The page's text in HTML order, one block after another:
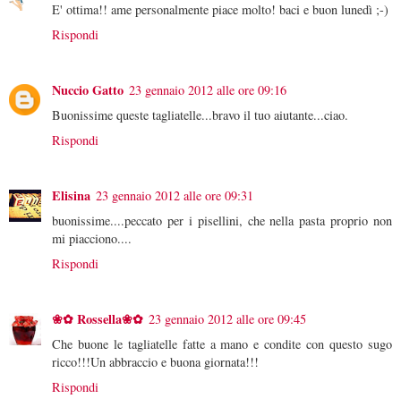
E' ottima!! ame personalmente piace molto! baci e buon lunedì ;-)
Rispondi
Nuccio Gatto 23 gennaio 2012 alle ore 09:16
Buonissime queste tagliatelle...bravo il tuo aiutante...ciao.
Rispondi
Elisina 23 gennaio 2012 alle ore 09:31
buonissime....peccato per i pisellini, che nella pasta proprio non
mi piacciono....
Rispondi
❀✿ Rossella❀✿ 23 gennaio 2012 alle ore 09:45
Che buone le tagliatelle fatte a mano e condite con questo sugo
ricco!!!Un abbraccio e buona giornata!!!
Rispondi